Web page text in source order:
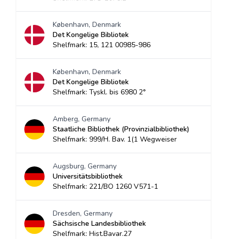
København, Denmark
Det Kongelige Bibliotek
Shelfmark: 15, 121 00985-986
København, Denmark
Det Kongelige Bibliotek
Shelfmark: Tyskl. bis 6980 2°
Amberg, Germany
Staatliche Bibliothek (Provinzialbibliothek)
Shelfmark: 999/H. Bav. 1(1 Wegweiser
Augsburg, Germany
Universitätsbibliothek
Shelfmark: 221/BO 1260 V571-1
Dresden, Germany
Sächsische Landesbibliothek
Shelfmark: Hist.Bavar.27